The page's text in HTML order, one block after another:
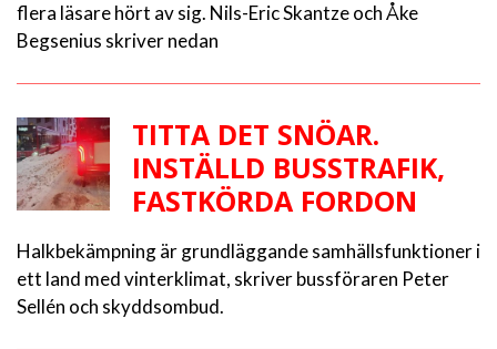
flera läsare hört av sig. Nils-Eric Skantze och Åke
Begsenius skriver nedan
TITTA DET SNÖAR.
INSTÄLLD BUSSTRAFIK,
FASTKÖRDA FORDON
Halkbekämpning är grundläggande samhällsfunktioner i
ett land med vinterklimat, skriver bussföraren Peter
Sellén och skyddsombud.